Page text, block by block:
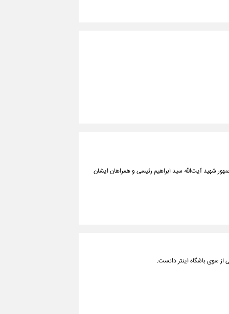
شهید آیت‌الله سید ابراهیم رئیسی و همراهان ایشان
از سوی باشگاه اینتر دانست.